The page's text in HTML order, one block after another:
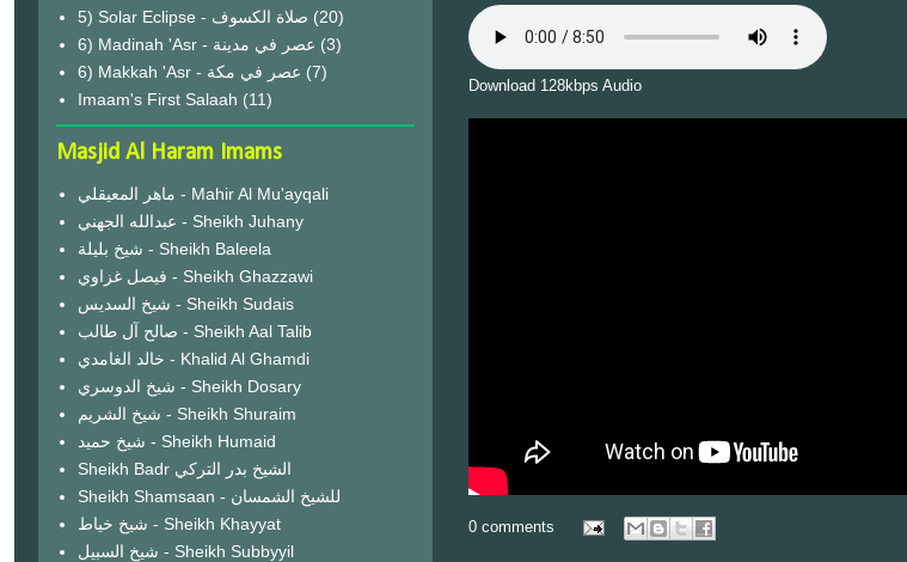
Download 128kbps Audio
0 comments
(20)
6) Madinah 'Asr - عصر في مدينة (3)
6) Makkah 'Asr - عصر في مكة (7)
Imaam's First Salaah (11)
Masjid Al Haram Imams
ماهر المعيقلي - Mahir Al Mu'ayqali
عبدالله الجهني - Sheikh Juhany
شيخ بليلة - Sheikh Baleela
فيصل غزاوي - Sheikh Ghazzawi
شيخ السديس - Sheikh Sudais
صالح آل طالب - Sheikh Aal Talib
خالد الغامدي - Khalid Al Ghamdi
شيخ الدوسري - Sheikh Dosary
شيخ الشريم - Sheikh Shuraim
شيخ حميد - Sheikh Humaid
Sheikh Badr الشيخ بدر التركي
Sheikh Shamsaan - للشيخ الشمسان
شيخ خياط - Sheikh Khayyat
شيخ السبيل - Sheikh Subbyyil